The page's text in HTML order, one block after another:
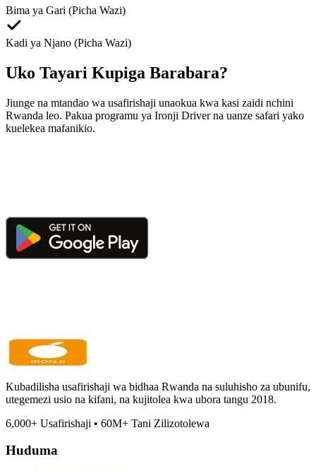
Bima ya Gari (Picha Wazi)
Kadi ya Njano (Picha Wazi)
Uko Tayari Kupiga Barabara?
Jiunge na mtandao wa usafirishaji unaokua kwa kasi zaidi nchini
Rwanda leo. Pakua programu ya Ironji Driver na uanze safari yako
kuelekea mafanikio.
Kubadilisha usafirishaji wa bidhaa Rwanda na suluhisho za ubunifu,
utegemezi usio na kifani, na kujitolea kwa ubora tangu 2018.
6,000+ Usafirishaji • 60M+ Tani Zilizotolewa
Huduma